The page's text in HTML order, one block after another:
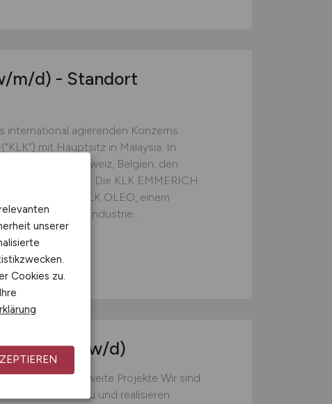
m/d) - Standort
international agierenden Konzerns
mit Hauptsitz in Malaysia. In
in der Schweiz, Belgien, den
vertreten. Die KLK EMMERICH
der KLK OLEO, einem
Industrie...
(m/w/d)
d) Deutschlandweite Projekte Wir sind
im B2B-Ladenbau und realisieren
unserer
Cookies zu.